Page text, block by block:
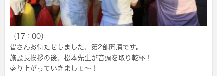
（17：00）
皆さんお待たせしました、第2部開演です。
施設長挨拶の後、松本先生が音頭を取り乾杯！
盛り上がっていきましょ～！